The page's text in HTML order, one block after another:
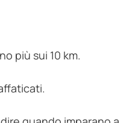
più sui 10 km.